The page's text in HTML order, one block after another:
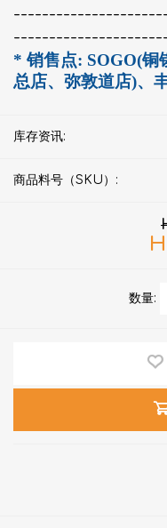
* 销售点: SOGO(铜
总店、弥敦道店)、
库存资讯:
商品料号（SKU）:
数量: